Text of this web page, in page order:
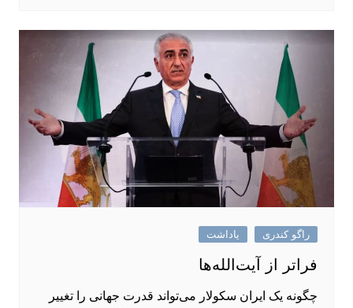
راگو کندری یاداشت
فراتر از آیت‌الله‌ها
چگونه یک ایران سکولار می‌تواند قدرت جهانی را تغییر